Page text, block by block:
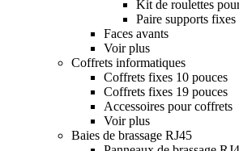
Kit de roulettes
Paire supports fixes
Faces avants
Voir plus
Coffrets informatiques
Coffrets fixes 10 pouces
Coffrets fixes 19 pouces
Accessoires pour coffrets
Voir plus
Baies de brassage RJ45